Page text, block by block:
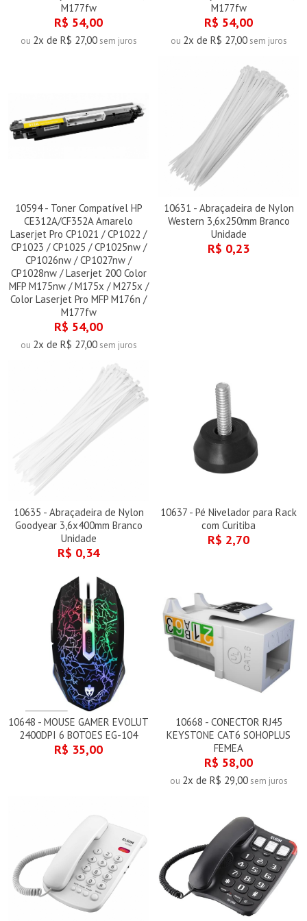
M177fw
R$ 54,00
ou 2x de R$ 27,00sem juros
M177fw
R$ 54,00
ou 2x de R$ 27,00sem juros
10594 - Toner Compatível HP
CE312A/CF352A Amarelo
Laserjet Pro CP1021 / CP1022 /
CP1023 / CP1025 / CP1025nw /
CP1026nw / CP1027nw /
CP1028nw / Laserjet 200 Color
MFP M175nw / M175x / M275x /
Color Laserjet Pro MFP M176n /
M177fw
R$ 54,00
ou 2x de R$ 27,00sem juros
10631 - Abraçadeira de Nylon
Western 3,6x250mm Branco
Unidade
R$ 0,23
10635 - Abraçadeira de Nylon
Goodyear 3,6x400mm Branco
Unidade
R$ 0,34
10637 - Pé Nivelador para Rack
com Curitiba
R$ 2,70
10648 - MOUSE GAMER EVOLUT
2400DPI 6 BOTOES EG-104
R$ 35,00
10668 - CONECTOR RJ45
KEYSTONE CAT6 SOHOPLUS
FEMEA
R$ 58,00
ou 2x de R$ 29,00sem juros